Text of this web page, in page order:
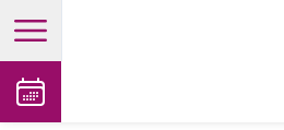
open main menu